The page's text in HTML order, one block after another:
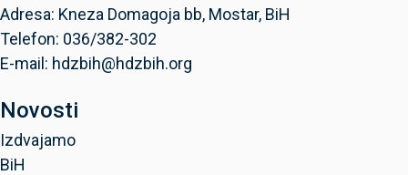
Adresa: Kneza Domagoja bb, Mostar, BiH
Telefon: 036/382-302
E-mail: hdzbih@hdzbih.org
Novosti
Izdvajamo
BiH